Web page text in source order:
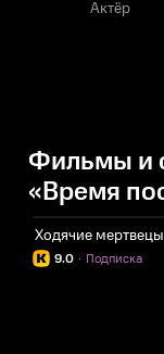
Актёр
Фильмы и
«Время
9.0 Подписка
·